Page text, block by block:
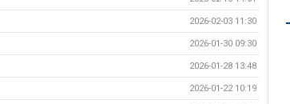
2026-02-03 11:30
2026-01-30 09:30
2026-01-28 13:48
2026-01-22 10:19